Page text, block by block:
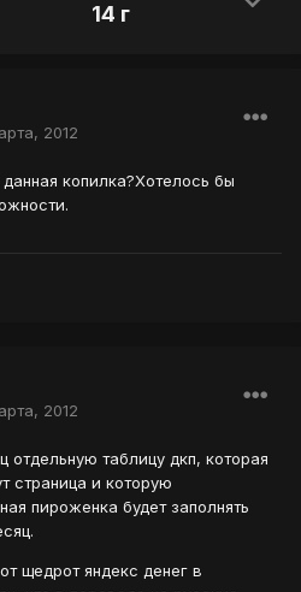
14 г
2012
копилка?Хотелось бы
2012
отдельную таблицу дкп, которая
страница и которую
пироженка будет заполнять
щедрот яндекс денег в